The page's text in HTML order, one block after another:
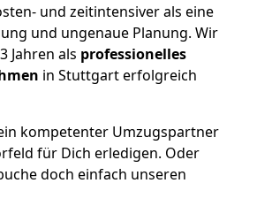
und zeitintensiver als eine
und ungenaue Planung. Wir
Jahren als professionelles
in Stuttgart erfolgreich
kompetenter Umzugspartner
für Dich erledigen. Oder
doch einfach unseren